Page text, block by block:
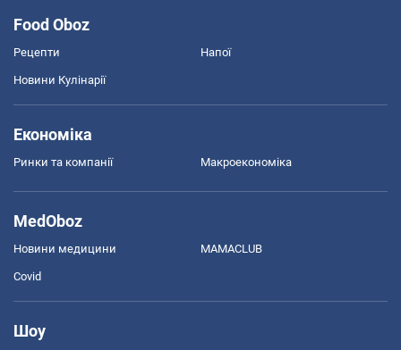
Food Oboz
Рецепти Напої
Новини Кулінарії
Економіка
Ринки та компанії Макроекономіка
MedOboz
Новини медицини MAMACLUB
Covid
Шоу